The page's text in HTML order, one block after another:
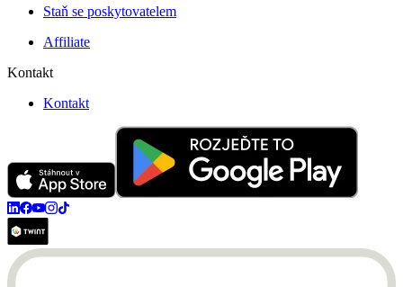
Staň se poskytovatelem
Affiliate
Kontakt
Kontakt